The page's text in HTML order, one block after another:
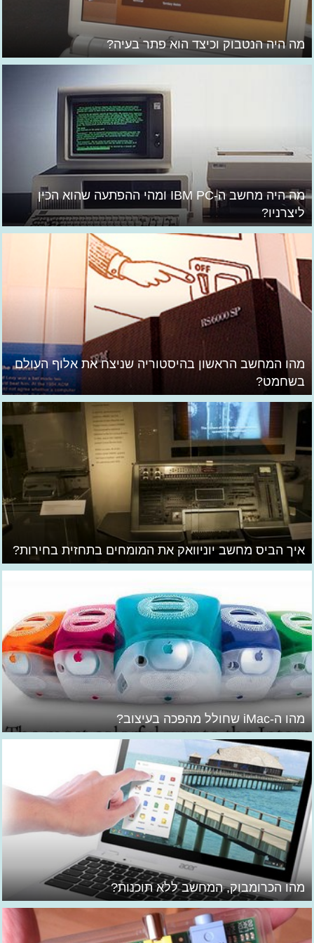
מה היה הנטבוק וכיצד הוא פתר בעיה?
מה היה מחשב ה-IBM PC ומהי ההפתעה שהוא הכין
ליצרניו?
מהו המחשב הראשון בהיסטוריה שניצח את אלוף העולם
בשחמט?
איך הביס מחשב יוניוואק את המומחים בתחזית בחירות?
מהו ה-iMac שחולל מהפכה בעיצוב?
מהו הכרומבוק, המחשב ללא תוכנות?